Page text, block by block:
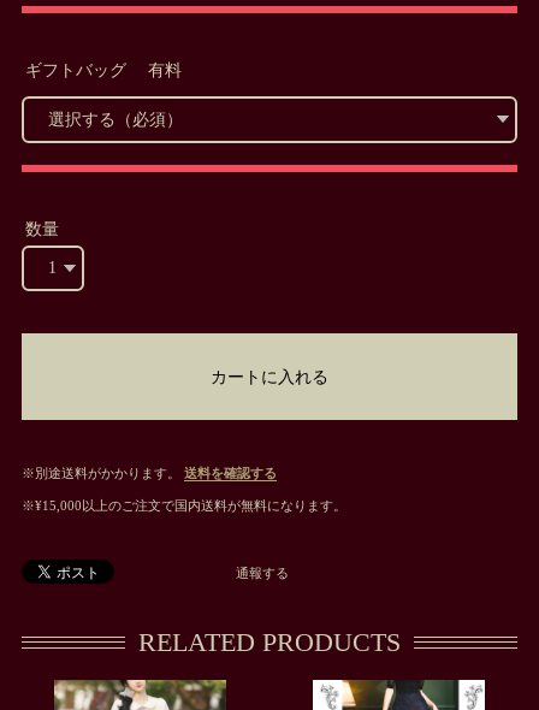
ギフトバッグ 有料
数量
カートに入れる
※別途送料がかかります。 送料を確認する
※¥15,000以上のご注文で国内送料が無料になります。
通報する
RELATED PRODUCTS